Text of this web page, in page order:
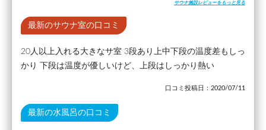
サウナ施設レビューをもっと見る
最新のサウナ室の口コミ
20人以上入れる大きなサ室 3段あり上中下段の温度差もしっ
かり 下段は温度が優しいけど、上段はしっかり熱い
口コミ投稿日：2020/07/11
最新の水風呂の口コミ